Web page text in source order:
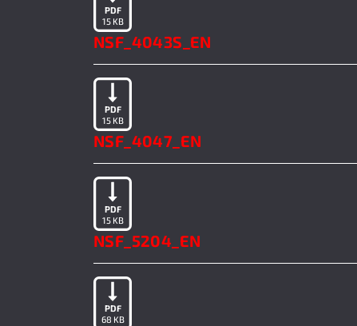
PDF
15 KB
NSF_4043S_EN
PDF
15 KB
NSF_4047_EN
PDF
15 KB
NSF_5204_EN
PDF
68 KB